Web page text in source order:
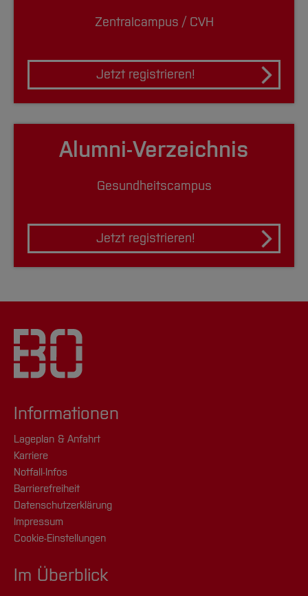
Zentralcampus / CVH
Jetzt registrieren!
Alumni-Verzeichnis
Gesundheitscampus
Jetzt registrieren!
Informationen
Lageplan & Anfahrt
Karriere
Notfall-Infos
Barrierefreiheit
Datenschutzerklärung
Impressum
Cookie-Einstellungen
Im Überblick